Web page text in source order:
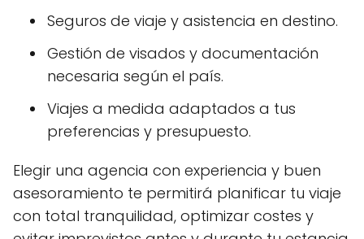
Seguros de viaje y asistencia en destino.
Gestión de visados y documentación
necesaria según el país.
Viajes a medida adaptados a tus
preferencias y presupuesto.
Elegir una agencia con experiencia y buen
asesoramiento te permitirá planificar tu viaje
con total tranquilidad, optimizar costes y